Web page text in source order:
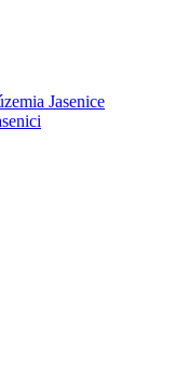
Jasenice